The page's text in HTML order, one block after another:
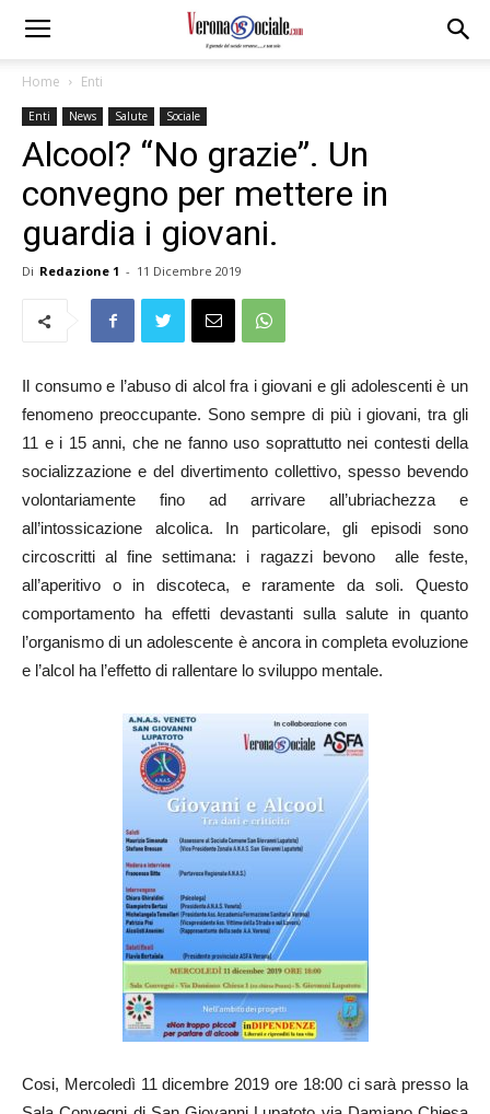
Home Enti
Enti News Salute Sociale
Alcool? “No grazie”. Un
convegno per mettere in
guardia i giovani.
Di Redazione 1 - 11 Dicembre 2019
Il consumo e l’abuso di alcol fra i giovani e gli adolescenti è un
fenomeno preoccupante. Sono sempre di più i giovani, tra gli
11 e i 15 anni, che ne fanno uso soprattutto nei contesti della
socializzazione e del divertimento collettivo, spesso bevendo
volontariamente fino ad arrivare all’ubriachezza e
all’intossicazione alcolica. In particolare, gli episodi sono
circoscritti al fine settimana: i ragazzi bevono alle feste,
all’aperitivo o in discoteca, e raramente da soli. Questo
comportamento ha effetti devastanti sulla salute in quanto
l’organismo di un adolescente è ancora in completa evoluzione
e l’alcol ha l’effetto di rallentare lo sviluppo mentale.
Cosi, Mercoledì 11 dicembre 2019 ore 18:00 ci sarà presso la